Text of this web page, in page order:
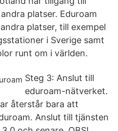
platser. Eduroam
platser, till exempel
i Sverige samt
runt om i världen.
Steg 3: Anslut till
eduroam-nätverket.
återstår bara att
Anslut till tjänsten